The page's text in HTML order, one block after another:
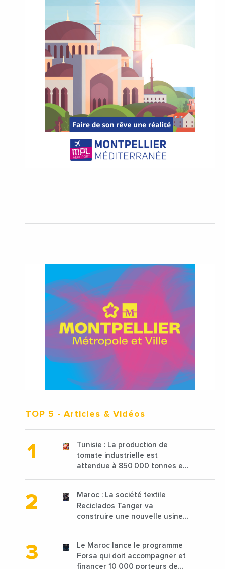
TOP 5 - Articles & Vidéos
Tunisie : La production de
tomate industrielle est
attendue à 850 000 tonnes en
Maroc : La société textile
Reciclados Tanger va
construire une nouvelle usine
Le Maroc lance le programme
Forsa qui doit accompagner et
financer 10 000 porteurs de